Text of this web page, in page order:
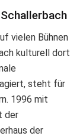
vielen Bühnen
kulturell dort
agiert, steht für
1996 mit
der
der